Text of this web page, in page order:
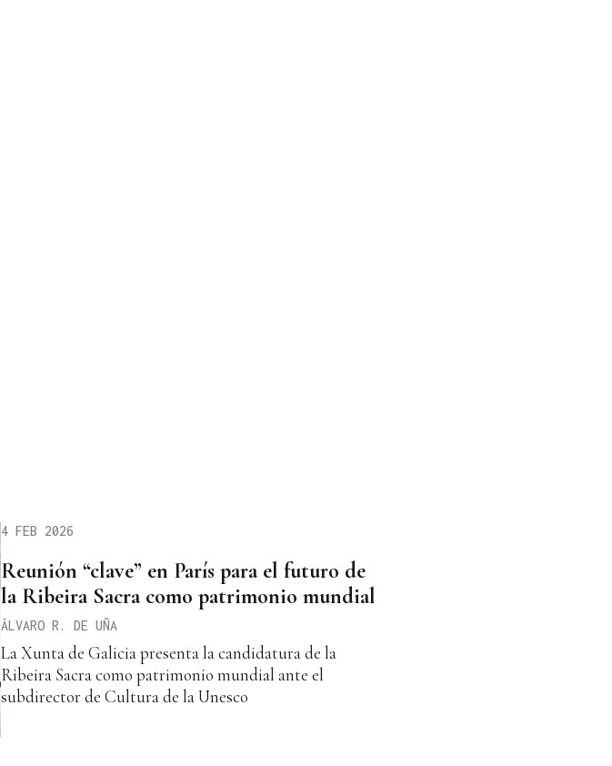
4 FEB 2026
Reunión “clave” en París para el futuro de
la Ribeira Sacra como patrimonio mundial
ÁLVARO R. DE UÑA
La Xunta de Galicia presenta la candidatura de la
Ribeira Sacra como patrimonio mundial ante el
subdirector de Cultura de la Unesco